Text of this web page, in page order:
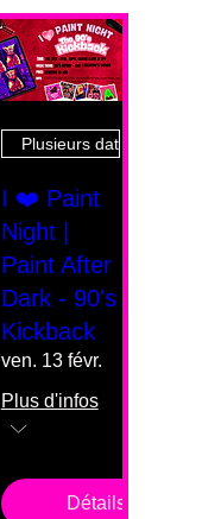
Plusieurs dates
I ❤️ Paint
Night |
Paint After
Dark - 90's
Kickback
ven. 13 févr.
Plus d'infos
Détails